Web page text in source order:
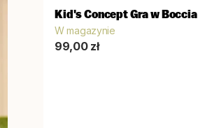
Kid's ConceptGra w Boccia
W magazynie
99,00 zł